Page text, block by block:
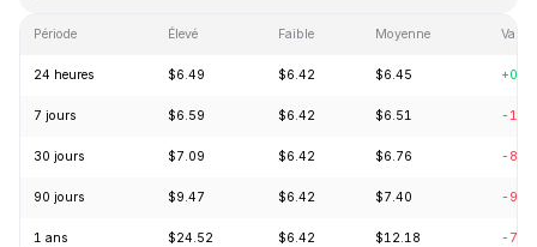
Période Élevé Faible Moyenne
24 heures $6.49 $6.42 $6.45
7 jours $6.59 $6.42 $6.51 -
30 jours $7.09 $6.42 $6.76 -
90 jours $9.47 $6.42 $7.40 -
1 ans $24.52 $6.42 $12.18 -